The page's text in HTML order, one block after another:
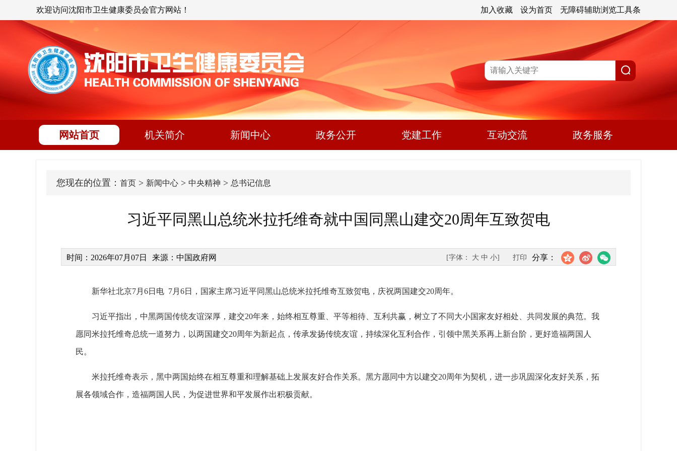
欢迎访问沈阳市卫生健康委员会官方网站！ 无障碍辅助浏览工具条
设为首页
加入收藏
网站首页 机关简介 新闻中心 政务公开 党建工作 互动交流 政务服务
您现在的位置： 首页 > 新闻中心 > 中央精神 > 总书记信息
习近平同黑山总统米拉托维奇就中国同黑山建交20周年互致贺电
时间：2026年07月07日 来源：中国政府网 分享：
[字体： 大 中 小] 打印
新华社北京7月6日电 7月6日，国家主席习近平同黑山总统米拉托维奇互致贺电，庆祝两国建交20周年。
习近平指出，中黑两国传统友谊深厚，建交20年来，始终相互尊重、平等相待、互利共赢，树立了不同大小国家友好相处、共同发展的典范。我
愿同米拉托维奇总统一道努力，以两国建交20周年为新起点，传承发扬传统友谊，持续深化互利合作，引领中黑关系再上新台阶，更好造福两国人
民。
米拉托维奇表示，黑中两国始终在相互尊重和理解基础上发展友好合作关系。黑方愿同中方以建交20周年为契机，进一步巩固深化友好关系，拓
展各领域合作，造福两国人民，为促进世界和平发展作出积极贡献。